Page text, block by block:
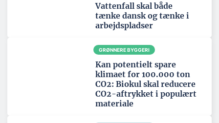
Vattenfall skal både
tænke dansk og tænke i
arbejdspladser
GRØNNERE BYGGERI
Kan potentielt spare
klimaet for 100.000 ton
CO2: Biokul skal reducere
CO2-aftrykket i populært
materiale